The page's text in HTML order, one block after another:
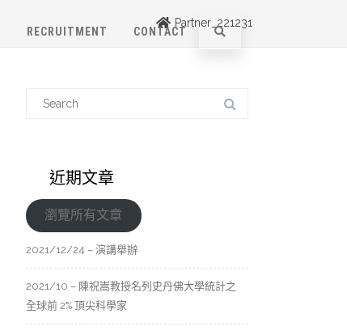
RECRUITMENT CONTACT
Partner_221231
近期文章
瀏覽所有文章
2021/12/24 – 演講舉辦
2021/10 – 陳祝嵩教授名列史丹佛大學統計之
全球前 2% 頂尖科學家